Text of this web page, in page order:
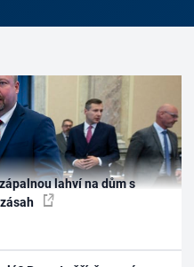
lahví na dům s